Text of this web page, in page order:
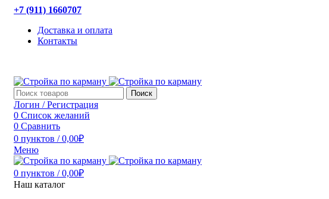
+7 (911) 1660707
Доставка и оплата
Контакты
Поиск
Логин / Регистрация
0 Список желаний
0 Сравнить
0 пунктов / 0,00₽
Меню
0 пунктов / 0,00₽
Наш каталог